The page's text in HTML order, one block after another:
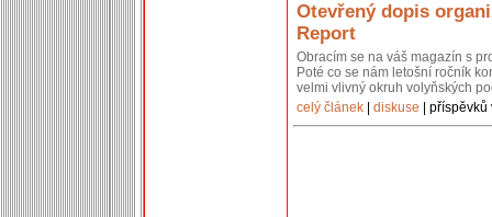
Otevřený dopis
Report
Obracím se na váš magazín s
Poté co se nám letošní ročník
velmi vlivný okruh volyňských
celý článek
diskuse |